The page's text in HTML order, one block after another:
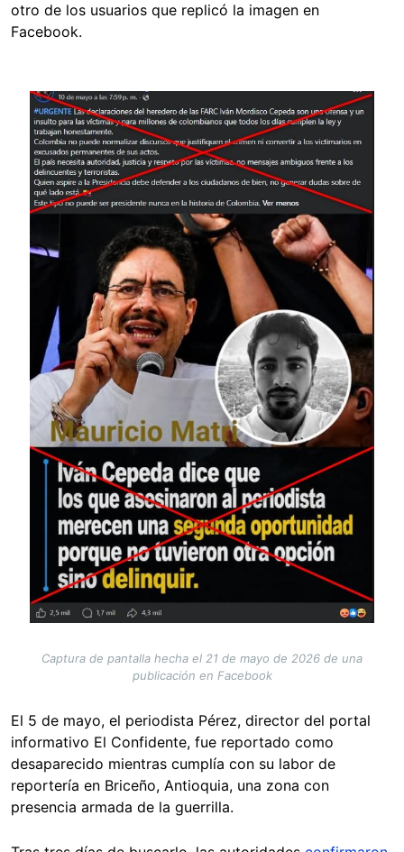
otro de los usuarios que replicó la imagen en
Facebook.
Image
Captura de pantalla hecha el 21 de mayo de 2026 de una
publicación en Facebook
El 5 de mayo, el periodista Pérez, director del portal
informativo El Confidente, fue reportado como
desaparecido mientras cumplía con su labor de
reportería en Briceño, Antioquia, una zona con
presencia armada de la guerrilla.